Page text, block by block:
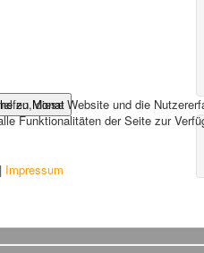
zu Monat
diese Website und die
Funktionalitäten der Seite zur
Impressum